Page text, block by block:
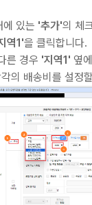
있는 '추가'의 체
역1'을 클릭합니다.
른 경우 '지역1' 옆
의 배송비를 설정